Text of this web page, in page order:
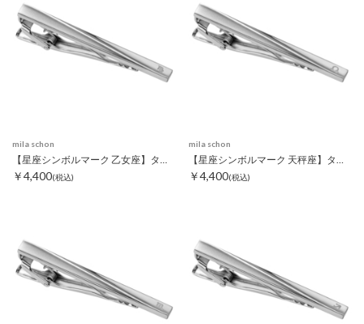
mila schon
【星座シンボルマーク 乙女座】タイピン
￥4,400(税込)
mila schon
【星座シンボルマーク 天秤座】タイピン
￥4,400(税込)